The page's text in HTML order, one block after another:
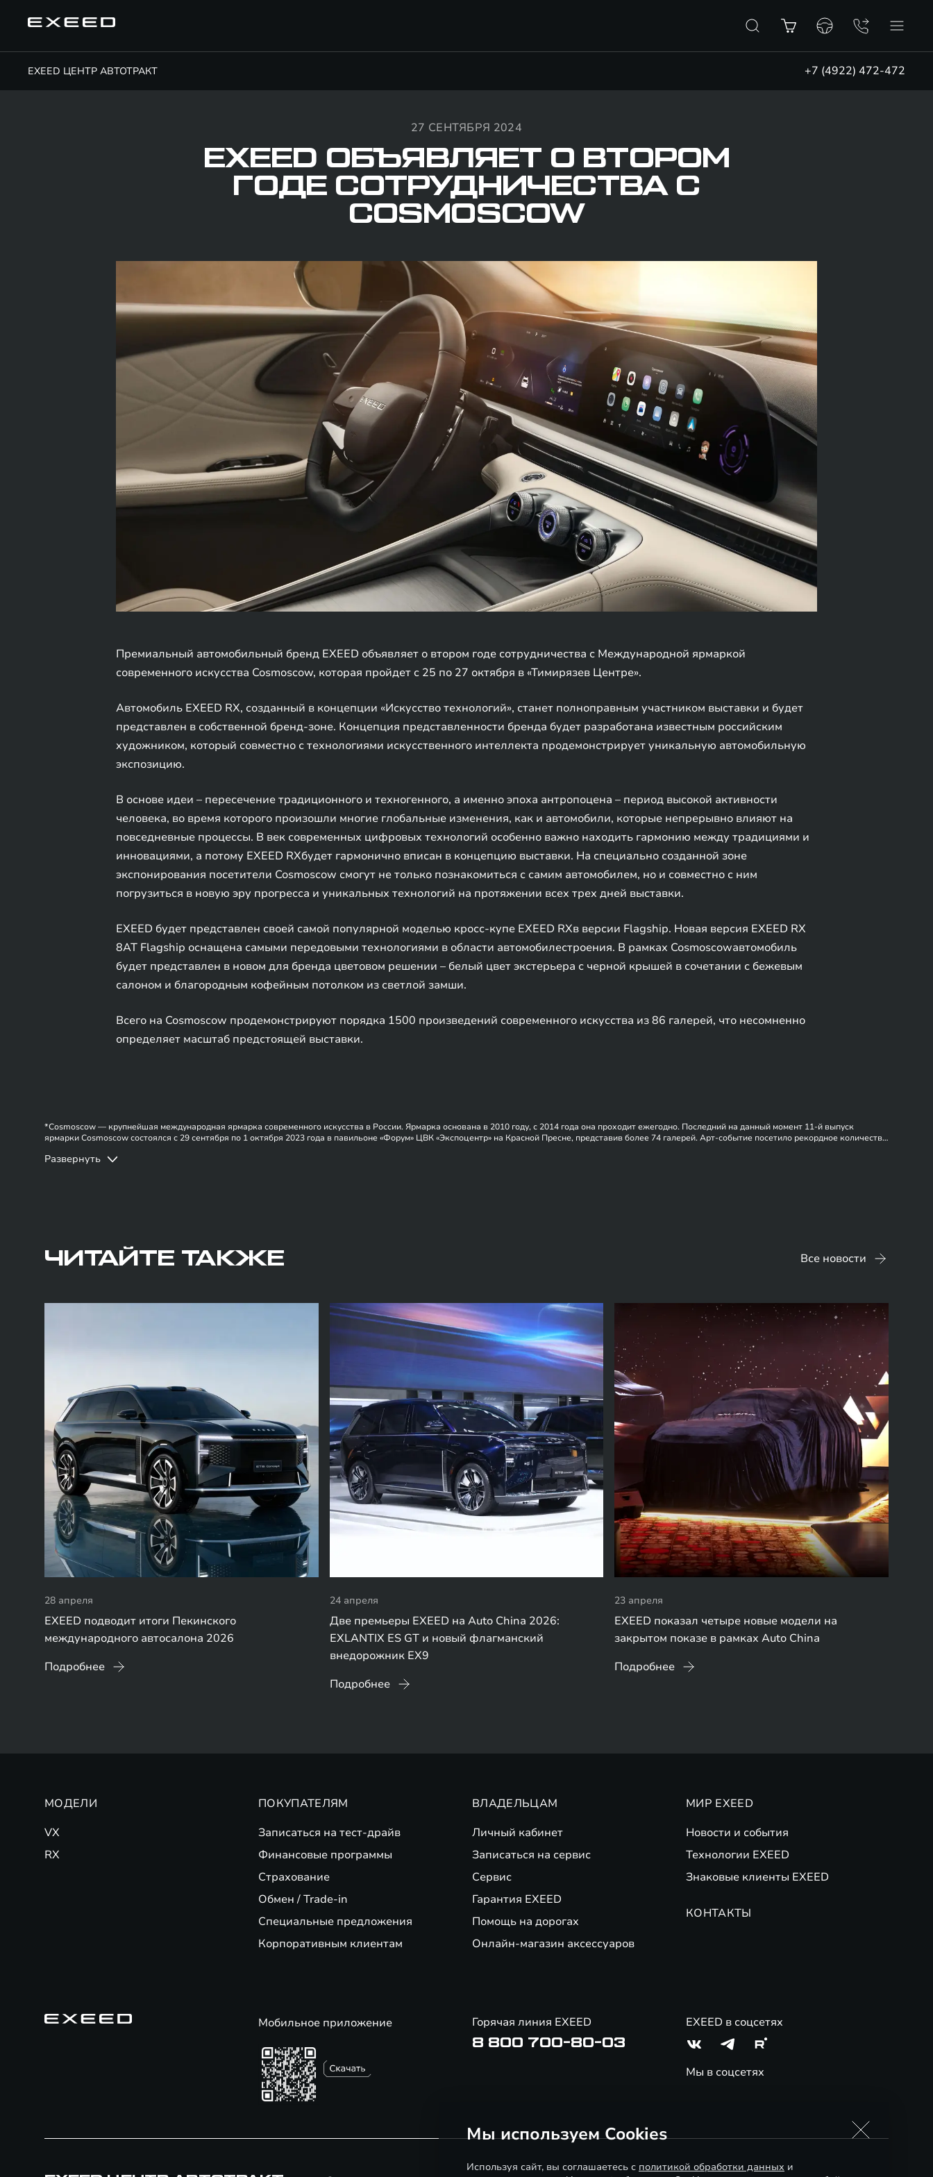
EXEED ЦЕНТР АВТОТРАКТ +7 (4922) 472-472
27 СЕНТЯБРЯ 2024
EXEED ОБЪЯВЛЯЕТ О ВТОРОМ
ГОДЕ СОТРУДНИЧЕСТВА С
COSMOSCOW
Премиальный автомобильный бренд EXEED объявляет о втором годе сотрудничества с Международной ярмаркой
современного искусства Cosmoscow, которая пройдет c 25 по 27 октября в «Тимирязев Центре».
Автомобиль EXEED RX, созданный в концепции «Искусство технологий», станет полноправным участником выставки и будет
представлен в собственной бренд-зоне. Концепция представленности бренда будет разработана известным российским
художником, который совместно с технологиями искусственного интеллекта продемонстрирует уникальную автомобильную
экспозицию.
В основе идеи – пересечение традиционного и техногенного, а именно эпоха антропоцена – период высокой активности
человека, во время которого произошли многие глобальные изменения, как и автомобили, которые непрерывно влияют на
повседневные процессы. В век современных цифровых технологий особенно важно находить гармонию между традициями и
инновациями, а потому EXEED RXбудет гармонично вписан в концепцию выставки. На специально созданной зоне
экспонирования посетители Cosmoscow смогут не только познакомиться с самим автомобилем, но и совместно с ним
погрузиться в новую эру прогресса и уникальных технологий на протяжении всех трех дней выставки.
EXEED будет представлен своей самой популярной моделью кросс-купе EXEED RXв версии Flagship. Новая версия EXEED RX
8AT Flagship оснащена самыми передовыми технологиями в области автомобилестроения. В рамках Cosmoscowавтомобиль
будет представлен в новом для бренда цветовом решении – белый цвет экстерьера с черной крышей в сочетании с бежевым
салоном и благородным кофейным потолком из светлой замши.
Всего на Cosmoscow продемонстрируют порядка 1500 произведений современного искусства из 86 галерей, что несомненно
определяет масштаб предстоящей выставки.
*Cosmoscow — крупнейшая международная ярмарка современного искусства в России. Ярмарка основана в 2010 году, с 2014 года она проходит ежегодно. Последний на данный момент 11-й выпуск
ярмарки Cosmoscow состоялся c 29 сентября по 1 октября 2023 года в павильоне «Форум» ЦВК «Экспоцентр» на Красной Пресне, представив более 74 галерей. Арт-событие посетило рекордное количество
Развернуть
ЧИТАЙТЕ ТАКЖЕ Все новости
28 апреля
EXEED подводит итоги Пекинского
международного автосалона 2026
Подробнее
24 апреля
Две премьеры EXEED на Auto China 2026:
EXLANTIX ES GT и новый флагманский
внедорожник EX9
Подробнее
23 апреля
EXEED показал четыре новые модели на
закрытом показе в рамках Auto China
Подробнее
МОДЕЛИ
VX
RX
ПОКУПАТЕЛЯМ
Записаться на тест-драйв
Финансовые программы
Страхование
Обмен / Trade-in
Специальные предложения
Корпоративным клиентам
ВЛАДЕЛЬЦАМ
Личный кабинет
Записаться на сервис
Сервис
Гарантия EXEED
Помощь на дорогах
Онлайн-магазин аксессуаров
МИР EXEED
Новости и события
Технологии EXEED
Знаковые клиенты EXEED
КОНТАКТЫ
Мобильное приложение Горячая линия EXEED
8 800 700-80-03
EXEED в соцсетях
Мы в соцсетях
Мы используем Cookies
Используя сайт, вы соглашаетесь с политикой обработки данных и